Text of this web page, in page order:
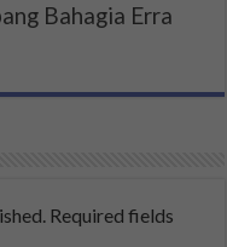
Bahagia Erra
Required fields